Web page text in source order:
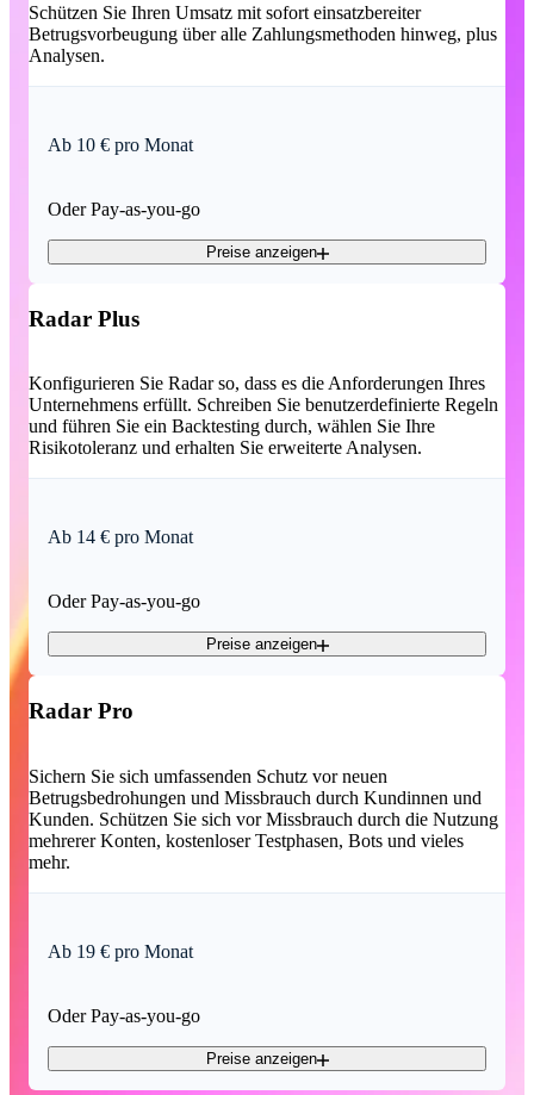
Schützen Sie Ihren Umsatz mit sofort einsatzbereiter
Betrugsvorbeugung über alle Zahlungsmethoden hinweg, plus
Analysen.
Ab 10 € pro Monat
Oder Pay-as-you-go
Preise anzeigen
Radar Plus
Konfigurieren Sie Radar so, dass es die Anforderungen Ihres
Unternehmens erfüllt. Schreiben Sie benutzerdefinierte Regeln
und führen Sie ein Backtesting durch, wählen Sie Ihre
Risikotoleranz und erhalten Sie erweiterte Analysen.
Ab 14 € pro Monat
Oder Pay-as-you-go
Preise anzeigen
Radar Pro
Sichern Sie sich umfassenden Schutz vor neuen
Betrugsbedrohungen und Missbrauch durch Kundinnen und
Kunden. Schützen Sie sich vor Missbrauch durch die Nutzung
mehrerer Konten, kostenloser Testphasen, Bots und vieles
mehr.
Ab 19 € pro Monat
Oder Pay-as-you-go
Preise anzeigen